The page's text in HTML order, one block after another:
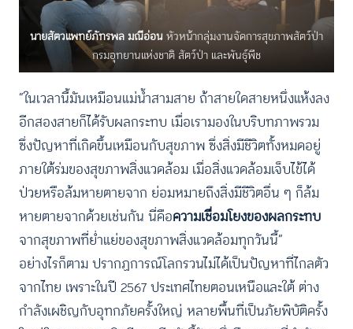
นายสัตวแพทย์ภัทรพล มณีอ่อนหัวหน้ากลุ่มงานจัดการสุขภาพสัตว์ป่า
กรมอุทยานแห่งชาติ สัตว์ป่า และพันธุ์พืช
“ในเวลานี้มันเหมือนแม่น้ำสามสาย ถ้าสายใดสายหนึ่งแห้งลง
อีกสองสายก็ได้รับผลกระทบ เมื่อเรามองในบริบทภาพรวม
ซึ่งปัญหาที่เกิดขึ้นเหมือนกับสุขภาพ ซึ่งสิ่งมีชีวิตทั้งหมดอยู่
ภายใต้ร่มของสุขภาพสิ่งแวดล้อม เมื่อสิ่งแวดล้อมเจ็บไข้ได้
ป่วยหรือล้มหายตายจาก ย่อมหมายถึงสิ่งมีชีวิตอื่น ๆ ก็ล้ม
หายตายจากด้วยเช่นกัน นี่คือความเชื่อมโยงของผลกระทบ
จากสุขภาพที่ย่ำแย่ของสุขภาพสิ่งแวดล้อมทุกวันนี้”
อย่างไรก็ตาม ปรากฏการณ์โลกรวนไม่ได้เป็นปัญหาที่ไกลตัว
จากไทย เพราะในปี 2567 ประเทศไทยตอนเหนือและใต้ ต่าง
กำลังเผชิญกับอุทกภัยครั้งใหญ่ หลายพื้นที่เป็นภัยพิบัติครั้ง